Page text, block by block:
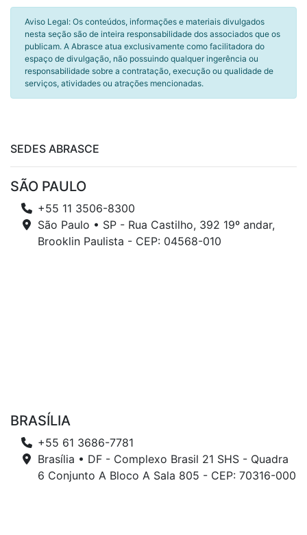
Aviso Legal: Os conteúdos, informações e materiais divulgados
nesta seção são de inteira responsabilidade dos associados que os
publicam. A Abrasce atua exclusivamente como facilitadora do
espaço de divulgação, não possuindo qualquer ingerência ou
responsabilidade sobre a contratação, execução ou qualidade de
serviços, atividades ou atrações mencionadas.
SEDES ABRASCE
SÃO PAULO
+55 11 3506-8300
São Paulo • SP - Rua Castilho, 392 19º andar,
Brooklin Paulista - CEP: 04568-010
BRASÍLIA
+55 61 3686-7781
Brasília • DF - Complexo Brasil 21 SHS - Quadra
6 Conjunto A Bloco A Sala 805 - CEP: 70316-000